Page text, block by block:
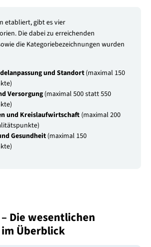
etabliert, gibt es vier
Die dabei zu erreichenden
die Kategoriebezeichnungen wurden
und Standort(maximal 150
Versorgung(maximal 500 statt 550
und Kreislaufwirtschaft(maximal 200
Gesundheit(maximal 150
Die wesentlichen
Überblick